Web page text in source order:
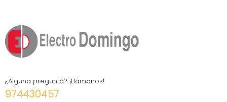
¿Alguna pregunta? ¡Llámanos!
974430457